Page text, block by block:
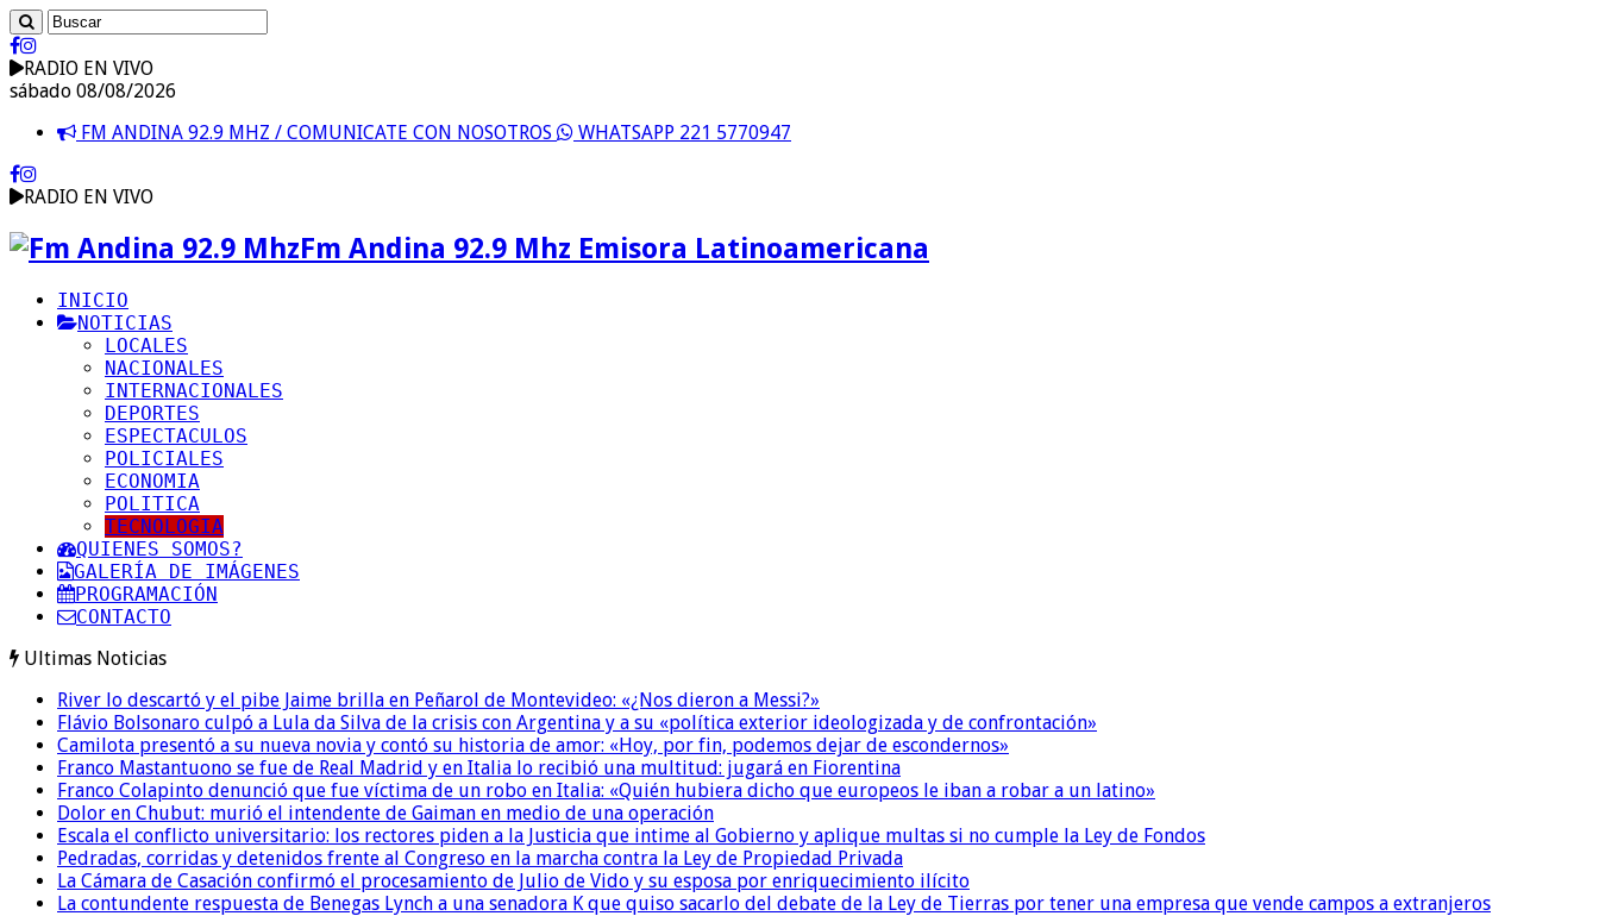
RADIO EN VIVO
sábado 08/08/2026
FM ANDINA 92.9 MHZ / COMUNICATE CON NOSOTROS
WHATSAPP 221 5770947
RADIO EN VIVO
Fm Andina 92.9 Mhz Emisora Latinoamericana
INICIO
NOTICIAS
LOCALES
NACIONALES
INTERNACIONALES
DEPORTES
ESPECTACULOS
POLICIALES
ECONOMIA
POLITICA
TECNOLOGIA
QUIENES SOMOS?
GALERÍA DE IMÁGENES
PROGRAMACIÓN
CONTACTO
Ultimas Noticias
River lo descartó y el pibe Jaime brilla en Peñarol de Montevideo: «¿Nos dieron a Messi?»
Flávio Bolsonaro culpó a Lula da Silva de la crisis con Argentina y a su «política exterior ideologizada y de confrontación»
Camilota presentó a su nueva novia y contó su historia de amor: «Hoy, por fin, podemos dejar de escondernos»
Franco Mastantuono se fue de Real Madrid y en Italia lo recibió una multitud: jugará en Fiorentina
Franco Colapinto denunció que fue víctima de un robo en Italia: «Quién hubiera dicho que europeos le iban a robar a un latino»
Dolor en Chubut: murió el intendente de Gaiman en medio de una operación
Escala el conflicto universitario: los rectores piden a la Justicia que intime al Gobierno y aplique multas si no cumple la Ley de Fondos
Pedradas, corridas y detenidos frente al Congreso en la marcha contra la Ley de Propiedad Privada
La Cámara de Casación confirmó el procesamiento de Julio de Vido y su esposa por enriquecimiento ilícito
La contundente respuesta de Benegas Lynch a una senadora K que quiso sacarlo del debate de la Ley de Tierras por tener una empresa que vende campos a extranjeros